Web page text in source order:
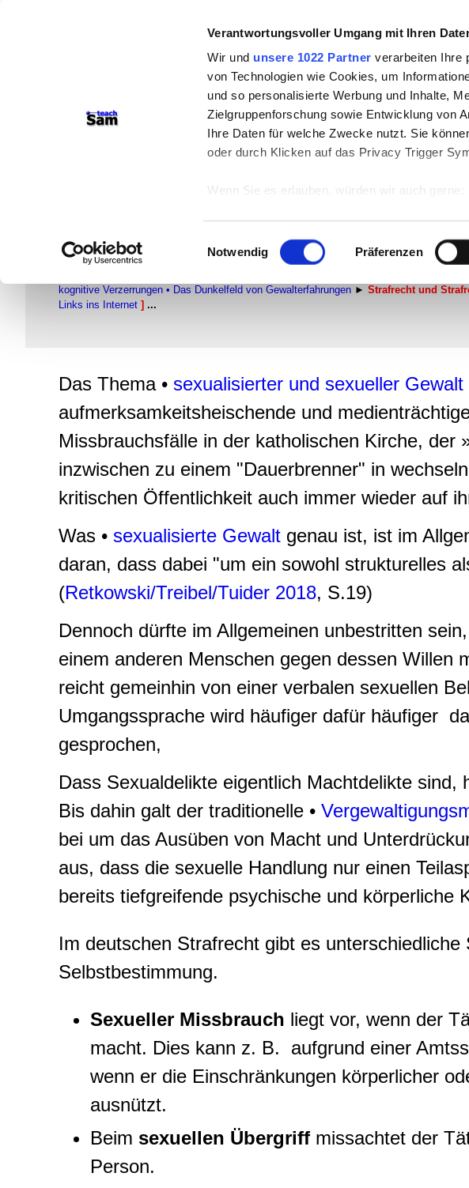
Verantwortungsvoller Umgang mit Ihren
Wir und unsere 1022 Partner verarbeiten Ihre
von Technologien wie Cookies, um
und so personalisierte Werbung und Inhalte,
Zielgruppenforschung sowie Entwicklung von
Ihre Daten für welche Zwecke nutzt. Sie
oder durch Klicken auf das Privacy Trigger
Wenn Sie es erlauben, würden wir auch gerne:
Ihr Gerät durch aktives Scannen nach
Erfahren Sie mehr darüber, wie Ihre
Präferenzen imAbschnitt Einzelheitenfest.
und Analysen weiter. Unsere Partner führen
zusammen, die Sie ihnen bereitgestellt haben
gesammelt haben.
Einwilligungsauswahl
Notwendig Präferenzen
teachSam- Arbeitsbereiche:
Deutsch-Geschichte-Politik-
So navigiert man auf
braucht Werbung
Sexualisierte Gewalt
Straftatsbestände bei Delikten gegen
TEACHSAM-PROJEKTE
kognitive Verzerrungen • Das Dunkelfeld von Gewalterfahrungen ► Strafrecht und
Links ins Internet ] ...
Das Thema • sexualisierter und sexueller Gewalt
aufmerksamkeitsheischende und
Missbrauchsfälle in der katholischen Kirche, der
inzwischen zu einem "Dauerbrenner" in
kritischen Öffentlichkeit auch immer wieder auf
Was • sexualisierte Gewalt genau ist, ist im
daran, dass dabei "um ein sowohl strukturelles
(Retkowski/Treibel/Tuider 2018, S.19)
Dennoch dürfte im Allgemeinen unbestritten
einem anderen Menschen gegen dessen Willen
reicht gemeinhin von einer verbalen sexuellen
Umgangssprache wird häufiger dafür häufiger
gesprochen,
Dass Sexualdelikte eigentlich Machtdelikte
Bis dahin galt der traditionelle •
bei um das Ausüben von Macht und
aus, dass die sexuelle Handlung nur einen
bereits tiefgreifende psychische und körperliche
Im deutschen Strafrecht gibt es
Selbstbestimmung.
Sexueller Missbrauch liegt vor, wenn der
macht. Dies kann z. B. aufgrund einer
wenn er die Einschränkungen körperlicher
ausnützt.
Beim sexuellen Übergriff missachtet der
Person.